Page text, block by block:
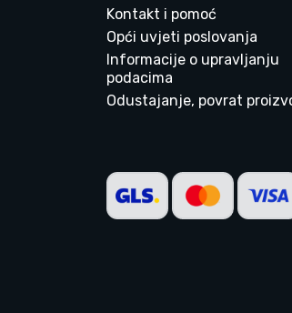
Kontakt i pomoć
Opći uvjeti poslovanja
Informacije o upravljanju
podacima
Odustajanje, povrat